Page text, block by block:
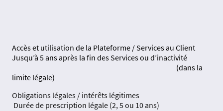
Accès et utilisation de la Plateforme / Services au Client
Jusqu’à 5 ans après la fin des Services ou d’inactivité
(dans la
limite légale)
Obligations légales / intérêts légitimes
Durée de prescription légale (2, 5 ou 10 ans)